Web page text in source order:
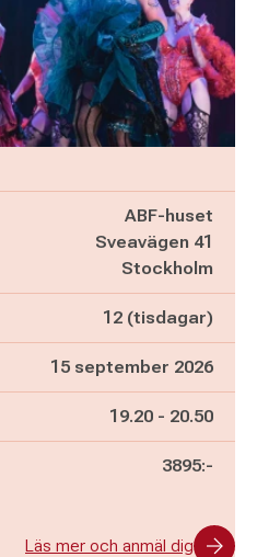
ABF-huset
Sveavägen 41
Stockholm
12 (tisdagar)
15 september 2026
Pågår mellan
19.20 - och
20.50
3895:-
Läs mer och anmäl dig